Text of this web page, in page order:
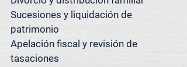
seguro de si atendemos su
propiedad, simplemente pregunte;
con gusto le confirmaremos.
¿Tiene propiedades en varios
Sucesiones y liquidación de
patrimonio
Apelación fiscal y revisión de
tasaciones